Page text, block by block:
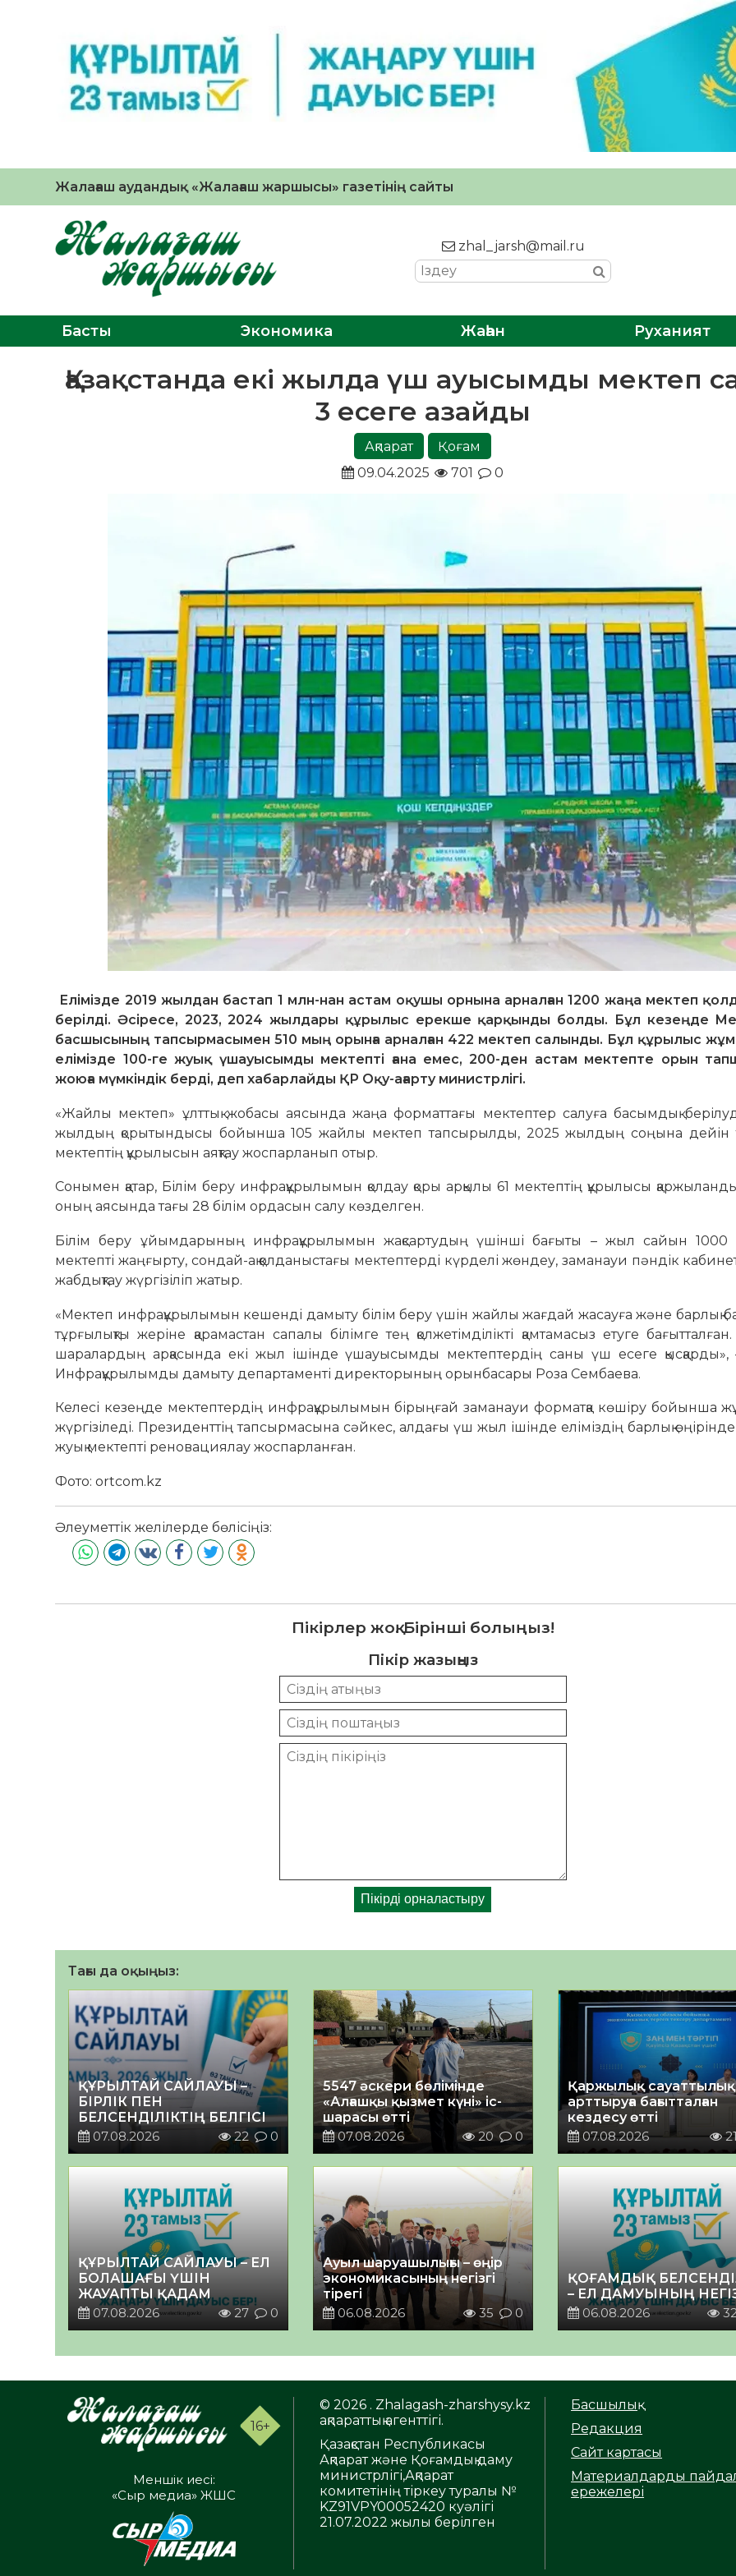
Жалағаш аудандық «Жалағаш жаршысы» газетінің сайты
zhal_jarsh@mail.ru
Басты Экономика Жаһан Руханият
Қазақстанда екі жылда үш ауысымды мектеп
3 есеге азайды
Ақпарат
Қоғам
09.04.2025
701 0
Елімізде 2019 жылдан бастап 1 млн-нан астам оқушы орнына арналған 1200 жаңа мектеп
берілді. Әсіресе, 2023, 2024 жылдары құрылыс ерекше қарқынды болды. Бұл кезеңде
басшысының тапсырмасымен 510 мың орынға арналған 422 мектеп салынды. Бұл құрылыс
елімізде 100-ге жуық үшауысымды мектепті ғана емес, 200-ден астам мектепте орын
жоюға мүмкіндік берді, деп хабарлайды ҚР Оқу-ағарту министрлігі.
«Жайлы мектеп» ұлттық жобасы аясында жаңа форматтағы мектептер салуға басымдық
жылдың қорытындысы бойынша 105 жайлы мектеп тапсырылды, 2025 жылдың соңына дейін
мектептің құрылысын аяқтау жоспарланып отыр.
Сонымен қатар, Білім беру инфрақұрылымын қолдау қоры арқылы 61 мектептің құрылысы
оның аясында тағы 28 білім ордасын салу көзделген.
Білім беру ұйымдарының инфрақұрылымын жақсартудың үшінші бағыты – жыл сайын 1000
мектепті жаңғырту, сондай-ақ қолданыстағы мектептерді күрделі жөндеу, заманауи пәндік
жабдықтау жүргізіліп жатыр.
«Мектеп инфрақұрылымын кешенді дамыту білім беру үшін жайлы жағдай жасауға және барлық
тұрғылықты жеріне қарамастан сапалы білімге тең қолжетімділікті қамтамасыз етуге
шаралардың арқасында екі жыл ішінде үшауысымды мектептердің саны үш есеге қысқарды»,
Инфрақұрылымды дамыту департаменті директорының орынбасары Роза Сембаева.
Келесі кезеңде мектептердің инфрақұрылымын бірыңғай заманауи форматқа көшіру бойынша
жүргізіледі. Президенттің тапсырмасына сәйкес, алдағы үш жыл ішінде еліміздің барлық
жуық мектепті реновациялау жоспарланған.
Фото: ortcom.kz
Әлеуметтік желілерде бөлісіңіз:
Пікірлер жоқ. Бірінші болыңыз!
Пікір жазыңыз
Тағы да оқыңыз:
ҚҰРЫЛТАЙ САЙЛАУЫ –
БІРЛІК ПЕН
БЕЛСЕНДІЛІКТІҢ БЕЛГІСІ
07.08.2026
22 0
5547 әскери бөлімінде
«Алғашқы қызмет күні» іс-
шарасы өтті
07.08.2026
20 0
Қаржылық
арттыруға бағытталған
кездесу өтті
07.08.2026
ҚҰРЫЛТАЙ САЙЛАУЫ – ЕЛ
БОЛАШАҒЫ ҮШІН
ЖАУАПТЫ ҚАДАМ
07.08.2026
27 0
Ауыл шаруашылығы – өңір
экономикасының негізгі
тірегі
06.08.2026
35 0
ҚОҒАМДЫҚ
– ЕЛ ДАМУЫНЫҢ
06.08.2026
32
16+
Меншік иесі:
«Сыр медиа» ЖШС
© 2026 . Zhalagash-zharshysy.kz
ақпараттық агенттігі.
Қазақстан Республикасы
Ақпарат және Қоғамдық даму
министрлігі,Ақпарат
комитетінің тіркеу туралы №
KZ91VPY00052420 куәлігі
21.07.2022 жылы берілген
Басшылық
Редакция
Сайт картасы
Материалдарды
ережелері